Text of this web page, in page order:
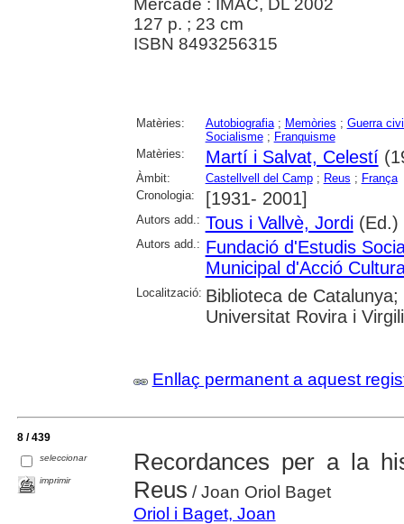
127 p. ; 23 cm
ISBN 8493256315
Matèries: Autobiografia; Memòries ; Guerra
Socialisme; Franquisme
Matèries:
Martí i Salvat, Celestí
Àmbit: Castellvell del Camp; Reus ; França
Cronologia:
[1931- 2001]
Autors add.: Tous i Vallvè, Jordi(Ed.)
Autors add.: Fundació d'Estudis
Municipal d'Acció
Localització: Biblioteca de
Universitat Rovira i
Enllaç permanent a aquest
8 / 439
seleccionar
imprimir
Recordances per a la
Reus / Joan Oriol Baget
Oriol i Baget, Joan